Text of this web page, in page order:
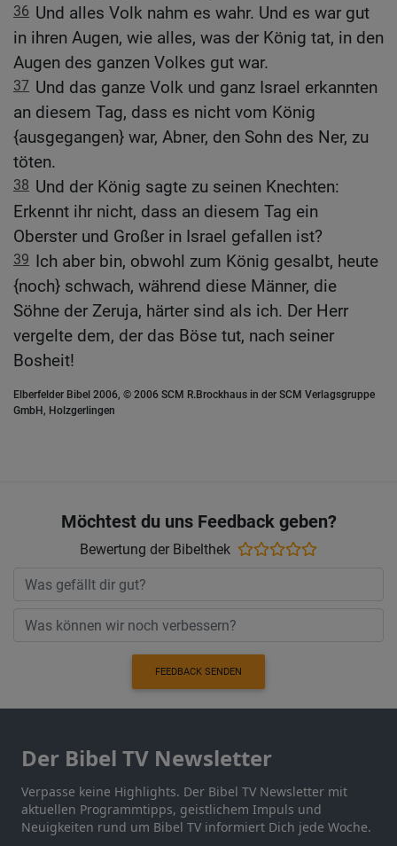
36 Und alles Volk nahm es wahr. Und es war gut
in ihren Augen, wie alles, was der König tat, in den
Augen des ganzen Volkes gut war.
37 Und das ganze Volk und ganz Israel erkannten
an diesem Tag, dass es nicht vom König
{ausgegangen} war, Abner, den Sohn des Ner, zu
töten.
38 Und der König sagte zu seinen Knechten:
Erkennt ihr nicht, dass an diesem Tag ein
Oberster und Großer in Israel gefallen ist?
39 Ich aber bin, obwohl zum König gesalbt, heute
{noch} schwach, während diese Männer, die
Söhne der Zeruja, härter sind als ich. Der Herr
vergelte dem, der das Böse tut, nach seiner
Bosheit!
Elberfelder Bibel 2006, © 2006 SCM R.Brockhaus in der SCM Verlagsgruppe
GmbH, Holzgerlingen
Möchtest du uns Feedback geben?
Bewertung der Bibelthek
FEEDBACK SENDEN
Der Bibel TV Newsletter
Verpasse keine Highlights. Der Bibel TV Newsletter mit
aktuellen Programmtipps, geistlichem Impuls und
Neuigkeiten rund um Bibel TV informiert Dich jede Woche.